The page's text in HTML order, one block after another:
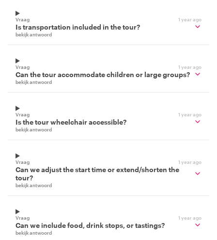
Vraag 1 year ago
Is transportation included in the tour?
bekijk antwoord
Vraag 1 year ago
Can the tour accommodate children or large groups?
bekijk antwoord
Vraag 1 year ago
Is the tour wheelchair accessible?
bekijk antwoord
Vraag 1 year ago
Can we adjust the start time or extend/shorten the
tour?
bekijk antwoord
Vraag 1 year ago
Can we include food, drink stops, or tastings?
bekijk antwoord